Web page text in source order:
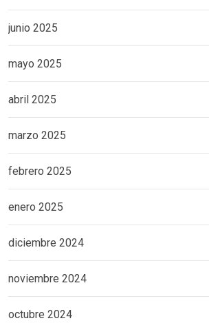
junio 2025
mayo 2025
abril 2025
marzo 2025
febrero 2025
enero 2025
diciembre 2024
noviembre 2024
octubre 2024